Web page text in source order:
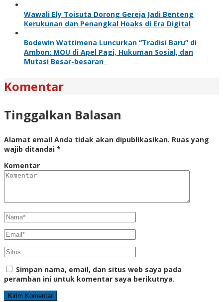
Wawali Ely Toisuta Dorong Gereja Jadi Benteng
Kerukunan dan Penangkal Hoaks di Era Digital
Bodewin Wattimena Luncurkan “Tradisi Baru” di
Ambon: MOU di Apel Pagi, Hukuman Sosial, dan
Mutasi Besar-besaran
Komentar
Tinggalkan Balasan
Alamat email Anda tidak akan dipublikasikan. Ruas yang
wajib ditandai *
Komentar
Simpan nama, email, dan situs web saya pada
peramban ini untuk komentar saya berikutnya.